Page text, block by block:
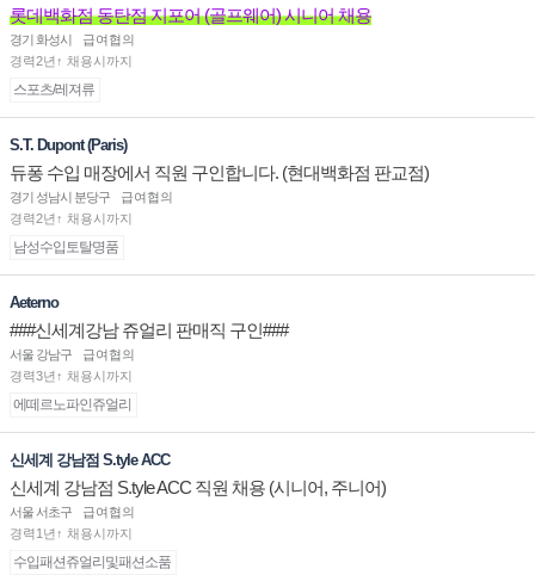
롯데백화점 동탄점 지포어 (골프웨어) 시니어 채용
경기 화성시
급여협의
경력2년↑ 채용시까지
스포츠/레져류
S.T. Dupont (Paris)
듀퐁 수입 매장에서 직원 구인합니다. (현대백화점 판교점)
경기 성남시 분당구
급여협의
경력2년↑ 채용시까지
남성수입토탈명품
Aeterno
###신세계강남 쥬얼리 판매직 구인###
서울 강남구
급여협의
경력3년↑ 채용시까지
에떼르노파인쥬얼리
신세계 강남점 S.tyle ACC
신세계 강남점 S.tyle ACC 직원 채용 (시니어, 주니어)
서울 서초구
급여협의
경력1년↑ 채용시까지
수입패션쥬얼리및패션소품